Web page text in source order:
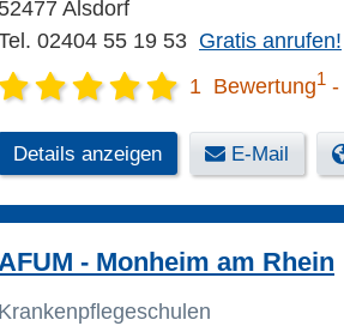
52477 Alsdorf
02404 55 19 53 Gratis anrufen!
1 Bewertung1
Details anzeigen E-Mail
- Monheim am Rhein
Krankenpflegeschulen